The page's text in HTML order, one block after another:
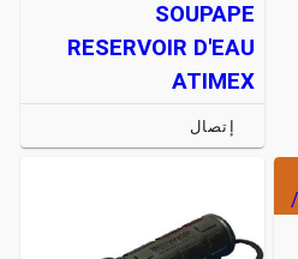
SOUPAPE
RESERVOIR D'EAU
ATIMEX
إتصال